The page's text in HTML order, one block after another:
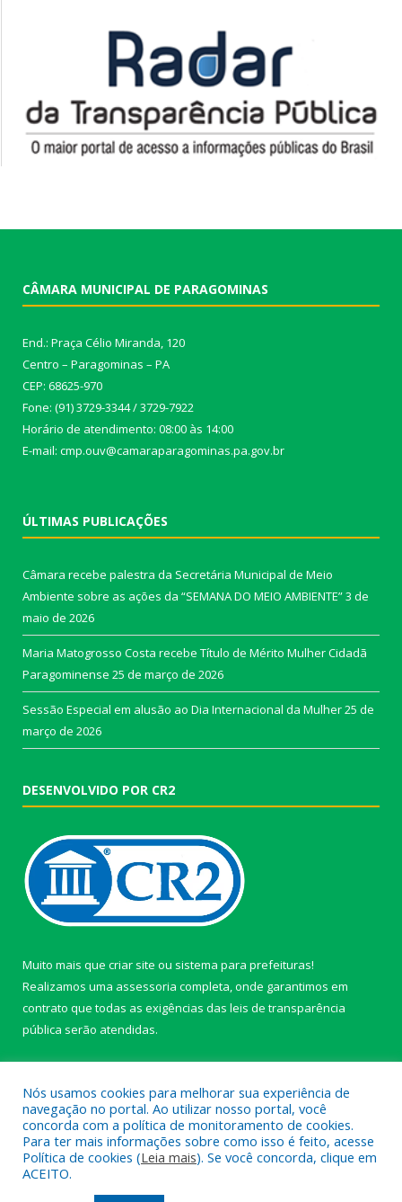
CÂMARA MUNICIPAL DE PARAGOMINAS
End.: Praça Célio Miranda, 120
Centro – Paragominas – PA
CEP: 68625-970
Fone: (91) 3729-3344 / 3729-7922
Horário de atendimento: 08:00 às 14:00
E-mail: cmp.ouv@camaraparagominas.pa.gov.br
ÚLTIMAS PUBLICAÇÕES
Câmara recebe palestra da Secretária Municipal de Meio
Ambiente sobre as ações da “SEMANA DO MEIO AMBIENTE”3 de
maio de 2026
Maria Matogrosso Costa recebe Título de Mérito Mulher Cidadã
Paragominense 25 de março de 2026
Sessão Especial em alusão ao Dia Internacional da Mulher25 de
março de 2026
DESENVOLVIDO POR CR2
Muito mais que criar site ou sistema para prefeituras!
Realizamos uma assessoria completa, onde garantimos em
contrato que todas as exigências das leis de transparência
pública serão atendidas.
Todos os direitos reservados a câmara de Paragominas.
Nós usamos cookies para melhorar sua experiência de
navegação no portal. Ao utilizar nosso portal, você
concorda com a política de monitoramento de cookies.
Para ter mais informações sobre como isso é feito, acesse
Política de cookies (Leia mais). Se você concorda, clique em
ACEITO.